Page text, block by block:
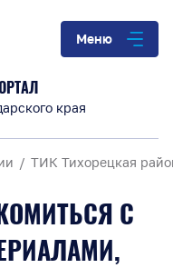
Меню
края
ТИК Тихорецкая
С